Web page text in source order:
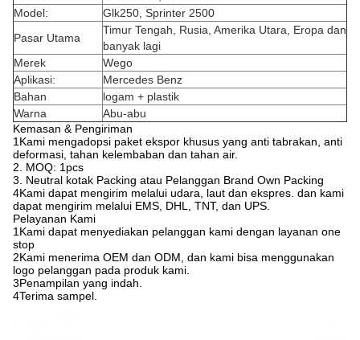
Model:
Glk250, Sprinter 2500
Pasar Utama
Timur Tengah, Rusia, Amerika Utara, Eropa dan
banyak lagi
Merek
Wego
Aplikasi:
Mercedes Benz
Bahan
logam + plastik
Warna
Abu-abu
Kemasan & Pengiriman
1Kami mengadopsi paket ekspor khusus yang anti tabrakan, anti
deformasi, tahan kelembaban dan tahan air.
2. MOQ: 1pcs
3. Neutral kotak Packing atau Pelanggan Brand Own Packing
4Kami dapat mengirim melalui udara, laut dan ekspres. dan kami
dapat mengirim melalui EMS, DHL, TNT, dan UPS.
Pelayanan Kami
1Kami dapat menyediakan pelanggan kami dengan layanan one
stop
2Kami menerima OEM dan ODM, dan kami bisa menggunakan
logo pelanggan pada produk kami.
3Penampilan yang indah.
4Terima sampel.